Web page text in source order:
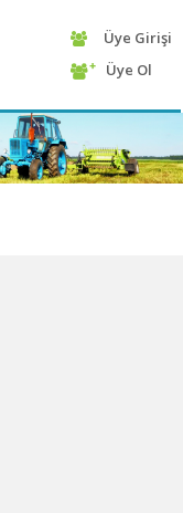
Üye Girişi
Üye Ol